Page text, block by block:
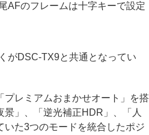
AFのフレームは十字キーで設定
がDSC-TX9と共通となってい
レミアムおまかせオート」を搭
」、「逆光補正HDR」、「人
た3つのモードを統合したポジ